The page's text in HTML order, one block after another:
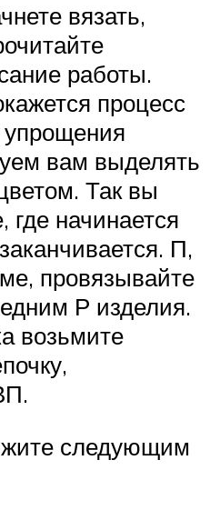
вязать,
работы.
процесс
вам выделять
Так вы
где начинается
П,
провязывайте
Р изделия.
возьмите
следующим